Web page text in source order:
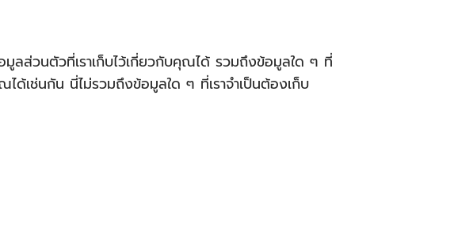
ส่วนตัวที่เราเก็บไว้เกี่ยวกับคุณได้ รวมถึงข้อมูลใด ๆ ที่
ด้เช่นกัน นี่ไม่รวมถึงข้อมูลใด ๆ ที่เราจำเป็นต้องเก็บ